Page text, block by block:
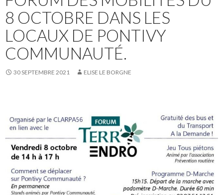
8 OCTOBRE DANS LES
LOCAUX DE PONTIVY
COMMUNAUTÉ.
30 SEPTEMBRE 2021 ELISE LE BORGNE